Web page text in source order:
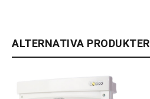
ALTERNATIVA PRODUKTER